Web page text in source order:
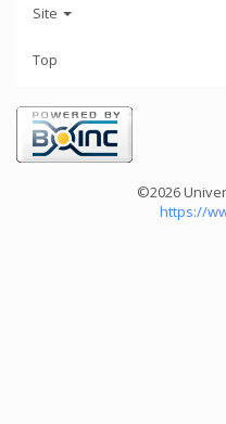
Site
Top
©2026
https://